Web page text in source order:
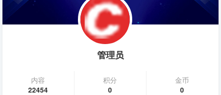
管理员
内容
22454
积分
0
金币
0